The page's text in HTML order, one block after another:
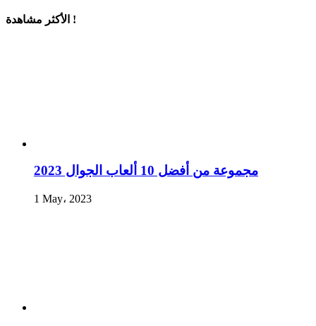
الأكثر مشاهدة !
مجموعة من أفضل 10 ألعاب الجوال 2023
1 May، 2023